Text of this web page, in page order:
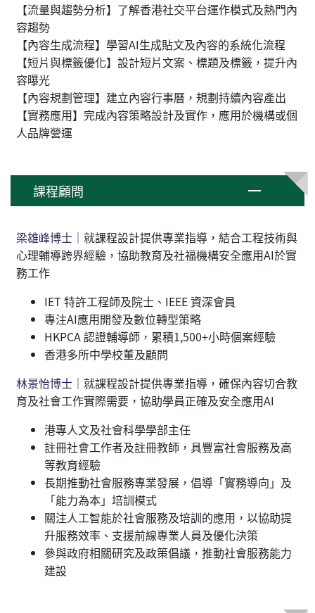
【流量與趨勢分析】了解香港社交平台運作模式及熱門內
容趨勢
【內容生成流程】學習AI生成貼文及內容的系統化流程
【短片與標籤優化】設計短片文案、標題及標籤，提升內
容曝光
【內容規劃管理】建立內容行事曆，規劃持續內容產出
【實務應用】完成內容策略設計及實作，應用於機構或個
人品牌營運
課程顧問
梁雄峰博士 ｜就課程設計提供專業指導，結合工程技術與
心理輔導跨界經驗，協助教育及社福機構安全應用AI於實
務工作
IET 特許工程師及院士、IEEE 資深會員
專注AI應用開發及數位轉型策略
HKPCA 認證輔導師，累積1,500+小時個案經驗
香港多所中學校董及顧問
林景怡博士 ｜就課程設計提供專業指導，確保內容切合教
育及社會工作實際需要，協助學員正確及安全應用AI
港專人文及社會科學學部主任
註冊社會工作者及註冊教師，具豐富社會服務及高
等教育經驗
長期推動社會服務專業發展，倡導「實務導向」及
「能力為本」培訓模式
關注人工智能於社會服務及培訓的應用，以協助提
升服務效率、支援前線專業人員及優化決策
參與政府相關研究及政策倡議，推動社會服務能力
建設